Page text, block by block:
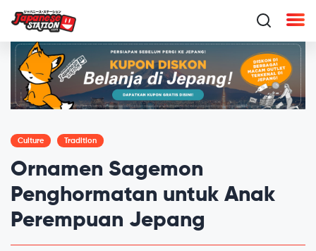
Culture Tradition
Ornamen Sagemon
Penghormatan untuk Anak
Perempuan Jepang